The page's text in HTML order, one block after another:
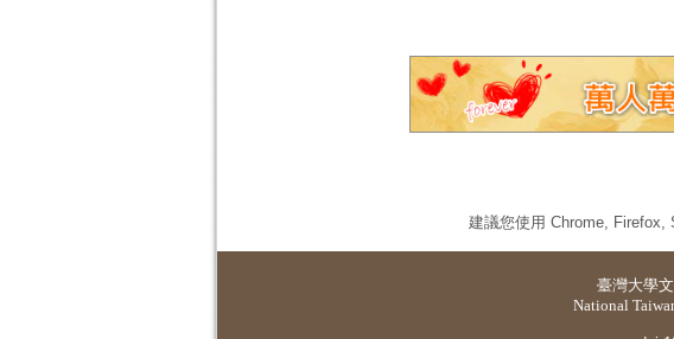
建議您使用 Chrome, Firefox,
臺灣大學
National